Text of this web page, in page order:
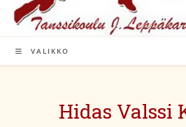
VALIKKO
Hidas Valssi